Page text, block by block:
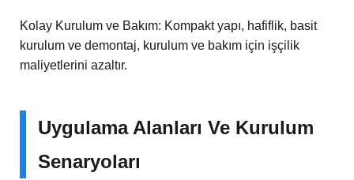
Kolay Kurulum ve Bakım: Kompakt yapı, hafiflik, basit
kurulum ve demontaj, kurulum ve bakım için işçilik
maliyetlerini azaltır.
Uygulama Alanları Ve Kurulum
Senaryoları